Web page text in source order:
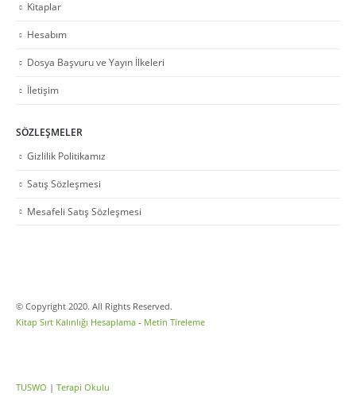
Kitaplar
Hesabım
Dosya Başvuru ve Yayın İlkeleri
İletişim
SÖZLEŞMELER
Gizlilik Politikamız
Satış Sözleşmesi
Mesafeli Satış Sözleşmesi
© Copyright 2020. All Rights Reserved.
Kitap Sırt Kalınlığı Hesaplama - Metin Tireleme
TUSWO | Terapi Okulu